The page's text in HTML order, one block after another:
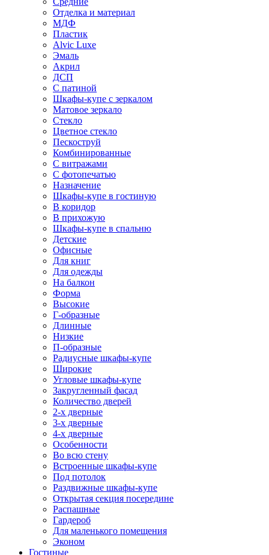
Отделка и материал
МДФ
Пластик
Alvic Luxe
Эмаль
Акрил
ДСП
С патиной
Шкафы-купе с зеркалом
Матовое зеркало
Стекло
Цветное стекло
Пескоструй
Комбинированные
С витражами
С фотопечатью
Назначение
Шкафы-купе в гостиную
В коридор
В прихожую
Шкафы-купе в спальню
Детские
Офисные
Для книг
Для одежды
На балкон
Форма
Высокие
Г-образные
Длинные
Низкие
П-образные
Радиусные шкафы-купе
Широкие
Угловые шкафы-купе
Закругленный фасад
Количество дверей
2-х дверные
3-х дверные
4-х дверные
Особенности
Во всю стену
Встроенные шкафы-купе
Под потолок
Раздвижные шкафы-купе
Открытая секция посередине
Распашные
Гардероб
Для маленького помещения
Эконом
Гостиные